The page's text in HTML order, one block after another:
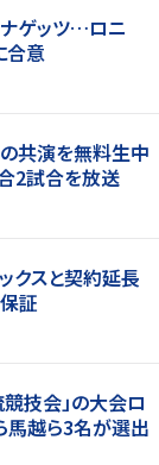
ゲッツ…ロニ
合意
共演を無料生中
2試合を放送
クスと契約延長
証
競技会」の大会ロ
越ら3名が選出